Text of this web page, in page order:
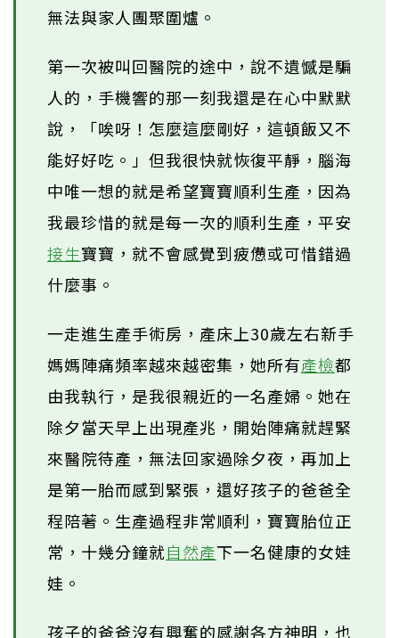
無法與家人團聚圍爐。
第一次被叫回醫院的途中，說不遺憾是騙
人的，手機響的那一刻我還是在心中默默
說，「唉呀！怎麼這麼剛好，這頓飯又不
能好好吃。」但我很快就恢復平靜，腦海
中唯一想的就是希望寶寶順利生產，因為
我最珍惜的就是每一次的順利生產，平安
接生寶寶，就不會感覺到疲憊或可惜錯過
什麼事。
一走進生產手術房，產床上30歲左右新手
媽媽陣痛頻率越來越密集，她所有產檢都
由我執行，是我很親近的一名產婦。她在
除夕當天早上出現產兆，開始陣痛就趕緊
來醫院待產，無法回家過除夕夜，再加上
是第一胎而感到緊張，還好孩子的爸爸全
程陪著。生產過程非常順利，寶寶胎位正
常，十幾分鐘就自然產下一名健康的女娃
娃。
孩子的爸爸沒有興奮的感謝各方神明，也